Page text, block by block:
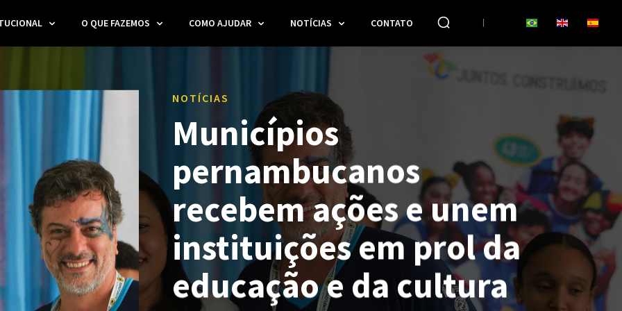
O QUE FAZEMOS COMO AJUDAR NOTÍCIAS CONTATO
NOTÍCIAS
Municípios
pernambucanos
recebem ações e unem
instituições em prol da
educação e da cultura